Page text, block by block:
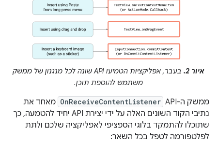
איור 2.
בעבר, אפליקציות הטמיעו API שונה לכל מנגנון של ממשק
משתמש להוספת תוכן.
ממשק ה-API‏ OnReceiveContentListener מאחד את
נתיבי הקוד השונים האלה על ידי יצירת API יחיד להטמעה, כך
שתוכלו להתמקד בלוגי הספציפי לאפליקציה שלכם ולתת
לפלטפורמה לטפל בכל השאר: